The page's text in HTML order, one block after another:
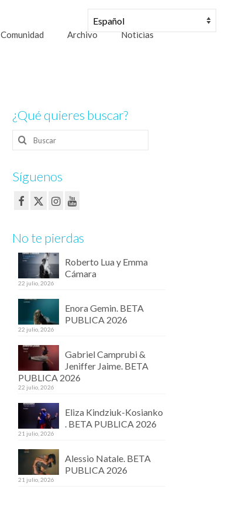
Comunidad Archivo Noticias
¿Qué quieres buscar?
Buscar
por:
Síguenos
No te pierdas
Roberto Lua y Emma
Cámara
22 julio, 2026
Enora Gemin. BETA
PUBLICA 2026
22 julio, 2026
Gabriel Camprubi &
Jeniffer Jaime. BETA
PUBLICA 2026
22 julio, 2026
Eliza Kindziuk-Kosianko
. BETA PUBLICA 2026
21 julio, 2026
Alessio Natale. BETA
PUBLICA 2026
21 julio, 2026